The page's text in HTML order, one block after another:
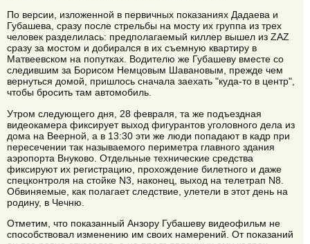
По версии, изложенной в первичных показаниях Дадаева и
Губашева, сразу после стрельбы на мосту их группа из трех
человек разделилась: предполагаемый киллер вышел из ZAZ
сразу за мостом и добирался в их съемную квартиру в
Матвеевском на попутках. Водителю же Губашеву вместе со
следившим за Борисом Немцовым Шавановым, прежде чем
вернуться домой, пришлось сначала заехать "куда-то в центр",
чтобы бросить там автомобиль.
Утром следующего дня, 28 февраля, та же подъездная
видеокамера фиксирует выход фигурантов уголовного дела из
дома на Веерной, а в 13:30 эти же люди попадают в кадр при
пересечении так называемого периметра главного здания
аэропорта Внуково. Отдельные технические средства
фиксируют их регистрацию, прохождение билетного и даже
спецконтроля на стойке N3, наконец, выход на телетрап N8.
Обвиняемые, как полагает следствие, улетели в этот день на
родину, в Чечню.
Отметим, что показанный Анзору Губашеву видеофильм не
способствовал изменению им своих намерений. От показаний